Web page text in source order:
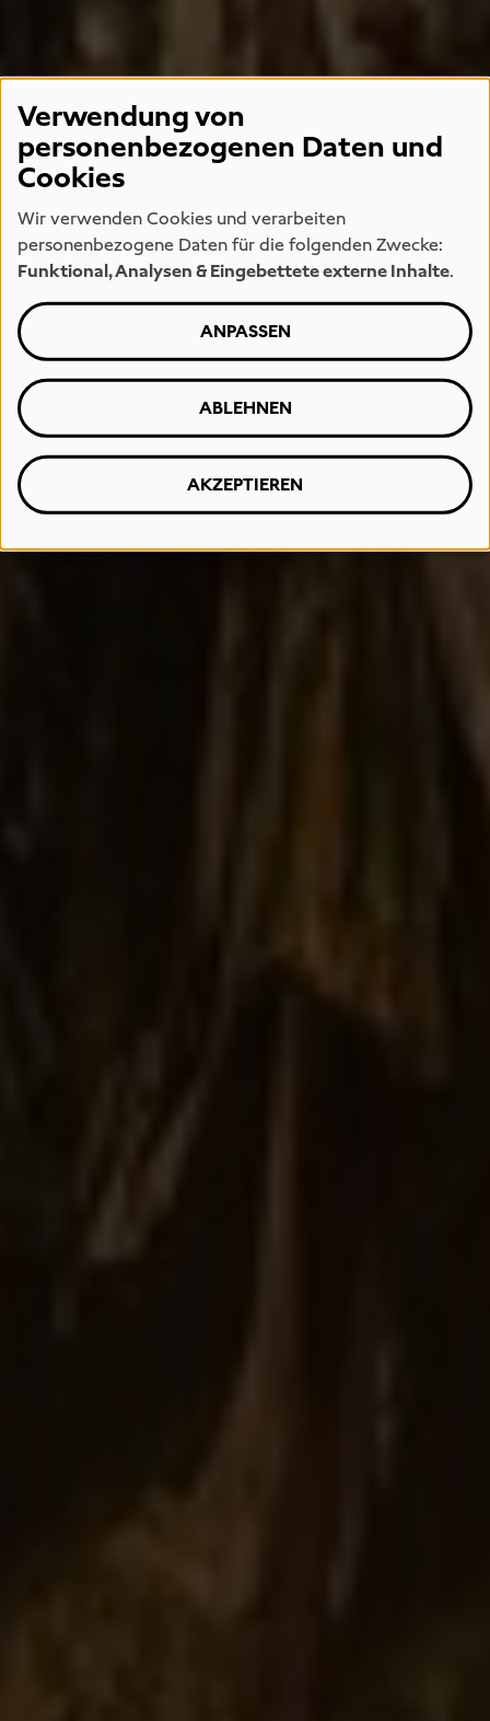
Verwendung von
personenbezogenen Daten und
Cookies
Wir verwenden Cookies und verarbeiten
personenbezogene Daten für die folgenden Zwecke:
Funktional, Analysen & Eingebettete externe Inhalte.
ANPASSEN
ABLEHNEN
AKZEPTIEREN